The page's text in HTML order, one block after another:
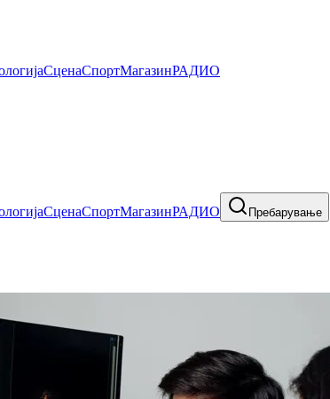
СценаСпортМагазинРАДИО
СценаСпортМагазинРАДИО Пребарување